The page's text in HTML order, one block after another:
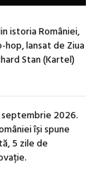
istoria României,
lansat de Ziua
Stan (Kartel)
2026.
își spune
5 zile de